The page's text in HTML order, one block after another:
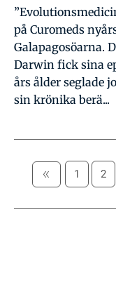
på Curomeds
Galapagosöarna.
Darwin fick sina
års ålder seglade
sin krönika berä...
1 2